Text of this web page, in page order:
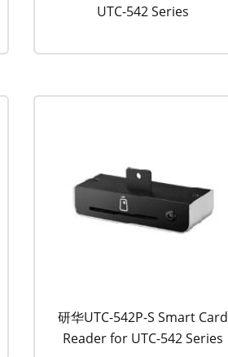
UTC-542 Series
研华UTC-542P-S Smart Card
Reader for UTC-542 Series